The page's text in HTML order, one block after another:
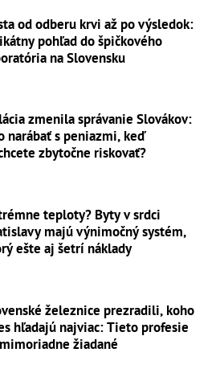
od odberu krvi až po výsledok:
pohľad do špičkového
na Slovensku
zmenila správanie Slovákov:
narábať s peniazmi, keď
zbytočne riskovať?
teploty? Byty v srdci
majú výnimočný systém,
ešte aj šetrí náklady
železnice prezradili, koho
hľadajú najviac: Tieto profesie
žiadané